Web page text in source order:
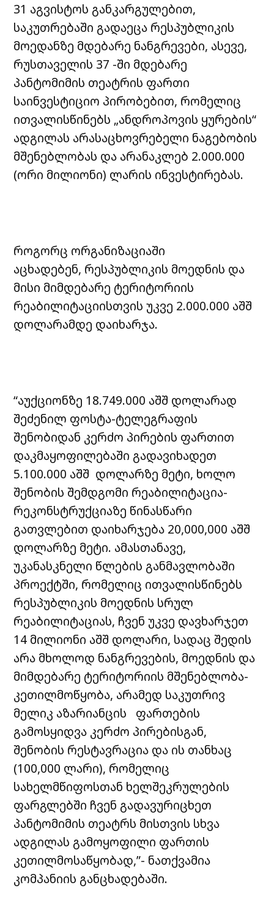
31 აგვისტოს განკარგულებით,
საკუთრებაში გადაეცა რესპუბლიკის
მოედანზე მდებარე ნანგრევები, ასევე,
რუსთაველის 37 -ში მდებარე
პანტომიმის თეატრის ფართი
საინვესტიციო პირობებით, რომელიც
ითვალისწინებს „ანდროპოვის ყურების“
ადგილას არასაცხოვრებელი ნაგებობის
მშენებლობას და არანაკლებ 2.000.000
(ორი მილიონი) ლარის ინვესტირებას.
როგორც ორგანიზაციაში
აცხადებენ, რესპუბლიკის მოედნის და
მისი მიმდებარე ტერიტორიის
რეაბილიტაციისთვის უკვე 2.000.000 აშშ
დოლარამდე დაიხარჯა.
“აუქციონზე 18.749.000 აშშ დოლარად
შეძენილ ფოსტა-ტელეგრაფის
შენობიდან კერძო პირების ფართით
დაკმაყოფილებაში გადავიხადეთ
5.100.000 აშშ დოლარზე მეტი, ხოლო
შენობის შემდგომი რეაბილიტაცია-
რეკონსტრუქციაზე წინასწარი
გათვლებით დაიხარჯება 20,000,000 აშშ
დოლარზე მეტი. ამასთანავე,
უკანასკნელი წლების განმავლობაში
პროექტში, რომელიც ითვალისწინებს
რესპუბლიკის მოედნის სრულ
რეაბილიტაციას, ჩვენ უკვე დავხარჯეთ
14 მილიონი აშშ დოლარი, სადაც შედის
არა მხოლოდ ნანგრევების, მოედნის და
მიმდებარე ტერიტორიის მშენებლობა-
კეთილმოწყობა, არამედ საკუთრივ
მელიკ აზარიანცის ფართების
გამოსყიდვა კერძო პირებისგან,
შენობის რესტავრაცია და ის თანხაც
(100,000 ლარი), რომელიც
სახელმწიფოსთან ხელშეკრულების
ფარგლებში ჩვენ გადავურიცხეთ
პანტომიმის თეატრს მისთვის სხვა
ადგილას გამოყოფილი ფართის
კეთილმოსაწყობად,”- ნათქვამია
კომპანიის განცხადებაში.